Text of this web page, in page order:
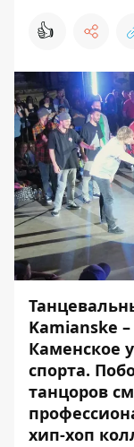
👍
Kamianske
Каменское
спорта.
танцоров
хип-хоп